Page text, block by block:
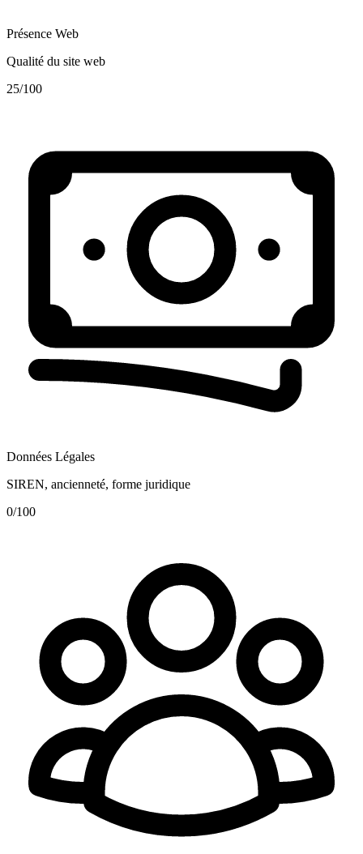
Présence Web
Qualité du site web
25/100
Données Légales
SIREN, ancienneté, forme juridique
0/100